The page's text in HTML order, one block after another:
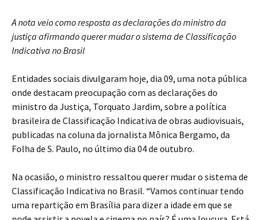
A nota veio como resposta as declarações do ministro da
justiça afirmando querer mudar o sistema de Classificação
Indicativa no Brasil
Entidades sociais divulgaram hoje, dia 09, uma nota pública
onde destacam preocupação com as declarações do
ministro da Justiça, Torquato Jardim, sobre a política
brasileira de Classificação Indicativa de obras audiovisuais,
publicadas na coluna da jornalista Mônica Bergamo, da
Folha de S. Paulo, no último dia 04 de outubro.
Na ocasião, o ministro ressaltou querer mudar o sistema de
Classificação Indicativa no Brasil. “Vamos continuar tendo
uma repartição em Brasília para dizer a idade em que se